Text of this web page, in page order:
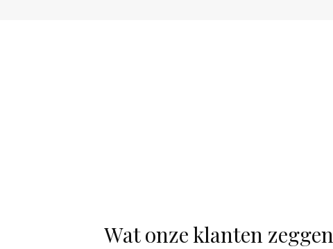
Wat onze klanten zeggen